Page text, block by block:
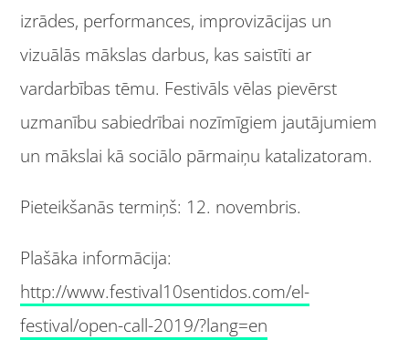
izrādes, performances, improvizācijas un
vizuālās mākslas darbus, kas saistīti ar
vardarbības tēmu. Festivāls vēlas pievērst
uzmanību sabiedrībai nozīmīgiem jautājumiem
un mākslai kā sociālo pārmaiņu katalizatoram.
Pieteikšanās termiņš: 12. novembris.
Plašāka informācija:
http://www.festival10sentidos.com/el-
festival/open-call-2019/?lang=en